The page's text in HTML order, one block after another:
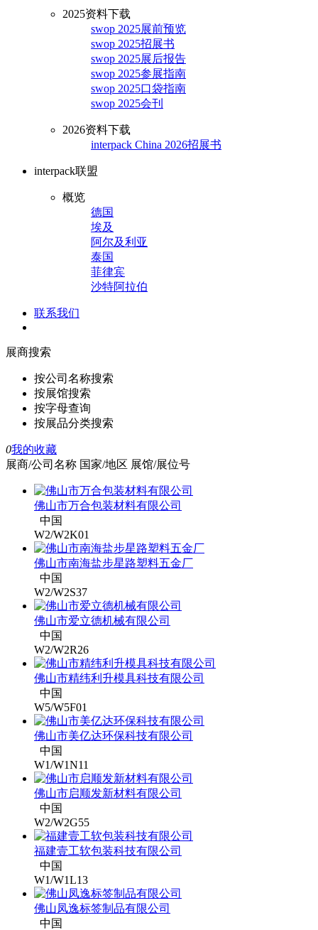
2025资料下载
swop 2025展前预览
swop 2025招展书
swop 2025展后报告
swop 2025参展指南
swop 2025口袋指南
swop 2025会刊
2026资料下载
interpack China 2026招展书
interpack联盟
概览
德国
埃及
阿尔及利亚
泰国
菲律宾
沙特阿拉伯
联系我们
展商搜索
按公司名称搜索
按展馆搜索
按字母查询
按展品分类搜索
0我的收藏
展商/公司名称 国家/地区 展馆/展位号
佛山市万合包装材料有限公司
中国
W2/W2K01
佛山市南海盐步星路塑料五金厂
中国
W2/W2S37
佛山市爱立德机械有限公司
中国
W2/W2R26
佛山市精纬利升模具科技有限公司
中国
W5/W5F01
佛山市美亿达环保科技有限公司
中国
W1/W1N11
佛山市启顺发新材料有限公司
中国
W2/W2G55
福建壹工软包装科技有限公司
中国
W1/W1L13
佛山凤逸标签制品有限公司
中国